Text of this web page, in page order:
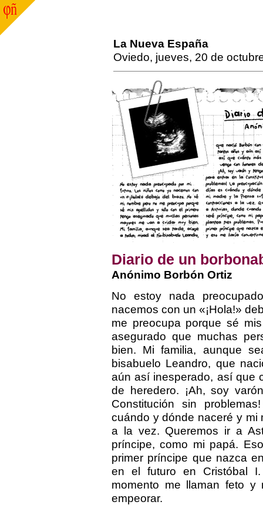
La Nueva España
Oviedo, jueves, 20 de
Diario de un
Anónimo Borbón Ortiz
No estoy nada
nacemos con un «¡Hola!»
me preocupa porque sé
asegurado que muchas
bien. Mi familia, aunque
bisabuelo Leandro, que
aún así inesperado, así que
de heredero. ¡Ah, soy
Constitución sin
cuándo y dónde naceré y mi
a la vez. Queremos ir a
príncipe, como mi papá.
primer príncipe que nazca
en el futuro en Cristóbal
momento me llaman feto
empeorar.